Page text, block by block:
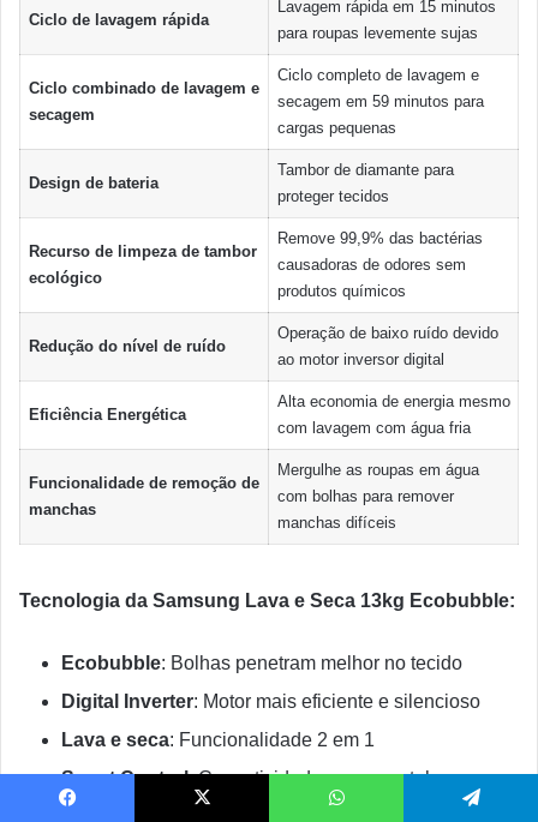
Ciclo de lavagem rápida
Lavagem rápida em 15 minutos
para roupas levemente sujas
Ciclo combinado de lavagem e
secagem
Ciclo completo de lavagem e
secagem em 59 minutos para
cargas pequenas
Design de bateria
Tambor de diamante para
proteger tecidos
Recurso de limpeza de tambor
ecológico
Remove 99,9% das bactérias
causadoras de odores sem
produtos químicos
Redução do nível de ruído
Operação de baixo ruído devido
ao motor inversor digital
Eficiência Energética
Alta economia de energia mesmo
com lavagem com água fria
Funcionalidade de remoção de
manchas
Mergulhe as roupas em água
com bolhas para remover
manchas difíceis
Tecnologia da Samsung Lava e Seca 13kg Ecobubble:
Ecobubble: Bolhas penetram melhor no tecido
Digital Inverter: Motor mais eficiente e silencioso
Lava e seca: Funcionalidade 2 em 1
Smart Control: Conectividade com smartphone